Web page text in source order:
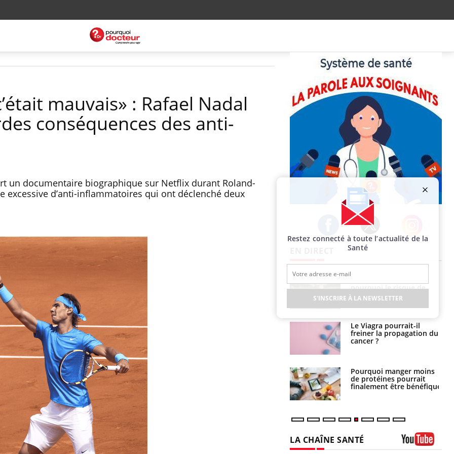
mauvais» : Rafael Nadal
conséquences des anti-
un documentaire biographique sur Netflix durant Roland-
excessive d’anti-inflammatoires qui ont déclenché deux
Facebook Twitter Instagram
t-il dans le sud de la
France ?
Les médicaments GLP-1
protègent-ils aussi les os
?
Cytomégalovirus : ce qui
change dans la prise en
charge des femmes
enceintes
pourquoi le risque de
noyade grimpe-t-il ?
Le Viagra pourrait-il
freiner la propagation du
cancer ?
Pourquoi manger moins
de protéines pourrait
finalement être bénéfique
LA CHAÎNE SANTÉ
Restez connecté à toute l’actualité de la
Santé
S'INSCRIRE À LA NEWSLETTER